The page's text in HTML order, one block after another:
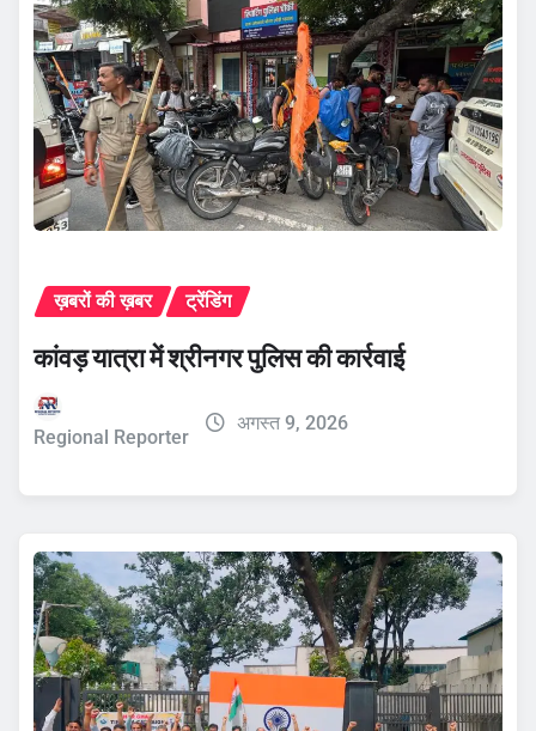
ख़बरों की ख़बर ट्रेंडिंग
कांवड़ यात्रा में श्रीनगर पुलिस की कार्रवाई
Regional Reporter
अगस्त 9, 2026